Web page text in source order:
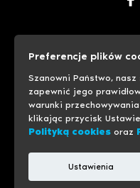
© 1999-2026
Preferencje plików
Szanowni Państwo,
zapewnić jego
warunki
klikając przycisk
Polityką cookies oraz
Ustawienia